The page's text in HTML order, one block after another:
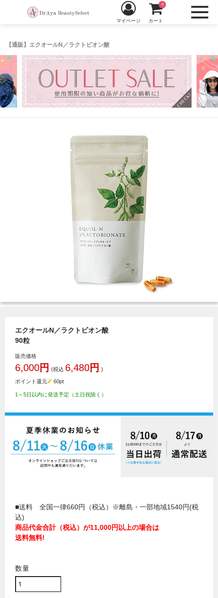
【通販】エクオールN／ラクトビオン酸
マイページ カート
0
エクオールN／ラクトビオン酸
90粒
販売価格
6,000円 (税込 6,480円 )
ポイント還元 60pt
1～5日以内に発送予定（土日祝除く）
■送料 全国一律660円（税込）※離島・一部地域1540円(税
込)
商品代金合計（税込）が11,000円以上の場合は
送料無料!
数量